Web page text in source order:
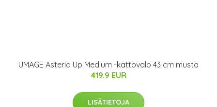
UMAGE Asteria Up Medium -kattovalo 43 cm musta
419.9 EUR
LISÄTIETOJA